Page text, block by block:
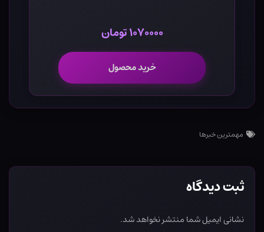
۱۰۷۰۰۰۰ تومان
خرید محصول
مهمترین خبرها
ثبت دیدگاه
نشانی ایمیل شما منتشر نخواهد شد.